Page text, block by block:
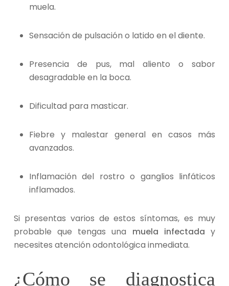
muela.
Sensación de pulsación o latido en el diente.
Presencia de pus, mal aliento o sabor
desagradable en la boca.
Dificultad para masticar.
Fiebre y malestar general en casos más
avanzados.
Inflamación del rostro o ganglios linfáticos
inflamados.
Si presentas varios de estos síntomas, es muy
probable que tengas una muela infectaday
necesites atención odontológica inmediata.
¿Cómo se diagnostica